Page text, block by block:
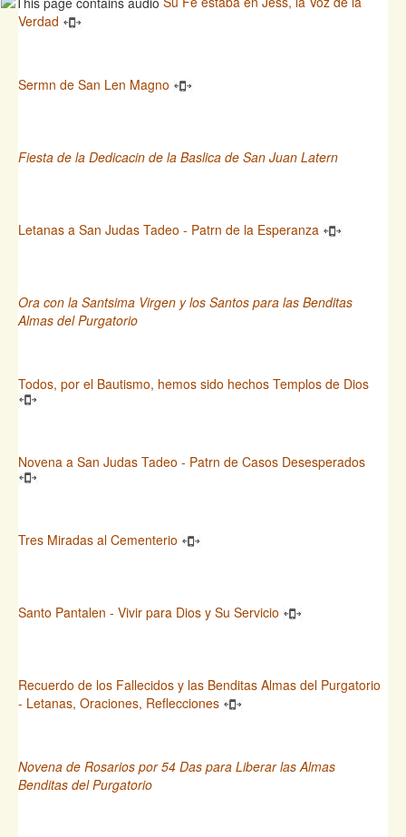
Verdad
Sermn de San Len Magno
Fiesta de la Dedicacin de la Baslica de San Juan Latern
Letanas a San Judas Tadeo - Patrn de la Esperanza
Ora con la Santsima Virgen y los Santos para las Benditas
Almas del Purgatorio
Todos, por el Bautismo, hemos sido hechos Templos de Dios
Novena a San Judas Tadeo - Patrn de Casos Desesperados
Tres Miradas al Cementerio
Santo Pantalen - Vivir para Dios y Su Servicio
Recuerdo de los Fallecidos y las Benditas Almas del Purgatorio
- Letanas, Oraciones, Reflecciones
Novena de Rosarios por 54 Das para Liberar las Almas
Benditas del Purgatorio